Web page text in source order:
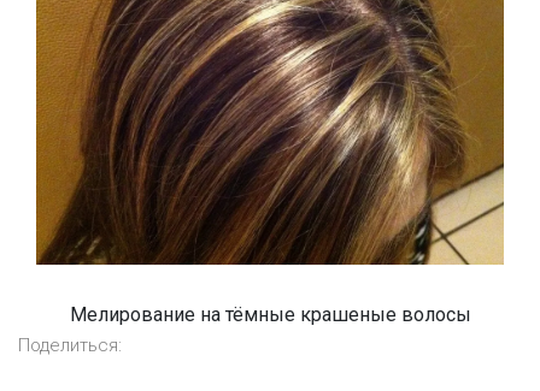
Мелирование на тёмные крашеные волосы
Поделиться: